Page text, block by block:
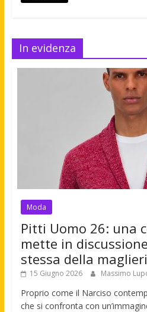
In evidenza
Moda
Pitti Uomo 26: una
mette in
stessa della
15 Giugno 2026 Massimo
Proprio come il Narciso
che si confronta con